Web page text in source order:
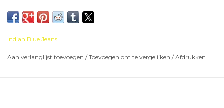
Indian Blue Jeans
Aan verlanglijst toevoegen /Toevoegen om te vergelijken /Afdrukken